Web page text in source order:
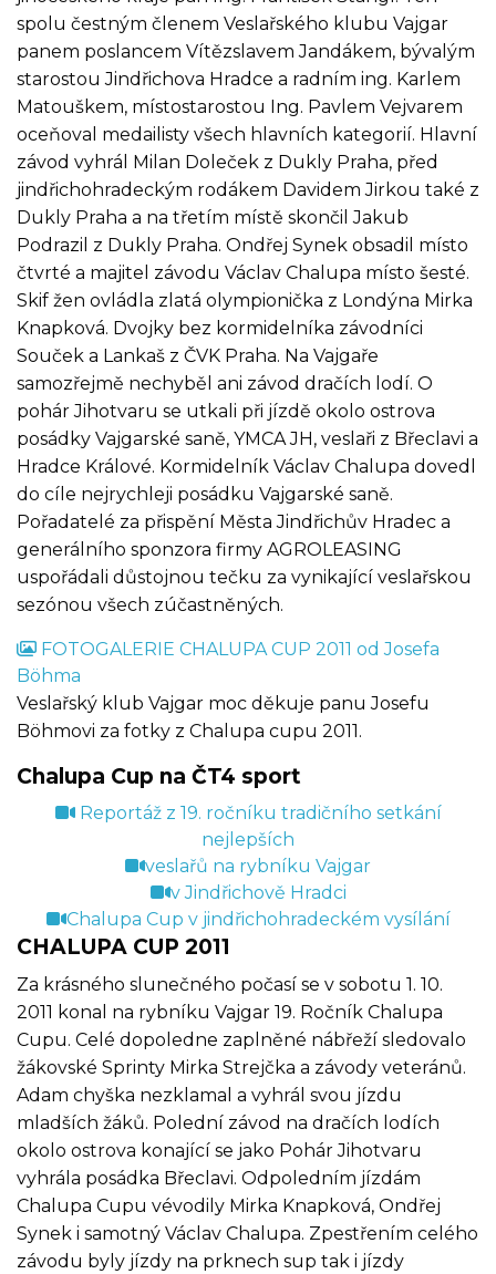
spolu čestným členem Veslařského klubu Vajgar
panem poslancem Vítězslavem Jandákem, bývalým
starostou Jindřichova Hradce a radním ing. Karlem
Matouškem, místostarostou Ing. Pavlem Vejvarem
oceňoval medailisty všech hlavních kategorií. Hlavní
závod vyhrál Milan Doleček z Dukly Praha, před
jindřichohradeckým rodákem Davidem Jirkou také z
Dukly Praha a na třetím místě skončil Jakub
Podrazil z Dukly Praha. Ondřej Synek obsadil místo
čtvrté a majitel závodu Václav Chalupa místo šesté.
Skif žen ovládla zlatá olympionička z Londýna Mirka
Knapková. Dvojky bez kormidelníka závodníci
Souček a Lankaš z ČVK Praha. Na Vajgaře
samozřejmě nechyběl ani závod dračích lodí. O
pohár Jihotvaru se utkali při jízdě okolo ostrova
posádky Vajgarské saně, YMCA JH, veslaři z Břeclavi a
Hradce Králové. Kormidelník Václav Chalupa dovedl
do cíle nejrychleji posádku Vajgarské saně.
Pořadatelé za přispění Města Jindřichův Hradec a
generálního sponzora firmy AGROLEASING
uspořádali důstojnou tečku za vynikající veslařskou
sezónou všech zúčastněných.
FOTOGALERIE CHALUPA CUP 2011 od Josefa
Böhma
Veslařský klub Vajgar moc děkuje panu Josefu
Böhmovi za fotky z Chalupa cupu 2011.
Chalupa Cup na ČT4 sport
Reportáž z 19. ročníku tradičního setkání
nejlepších
veslařů na rybníku Vajgar
v Jindřichově Hradci
Chalupa Cup v jindřichohradeckém vysílání
CHALUPA CUP 2011
Za krásného slunečného počasí se v sobotu 1. 10.
2011 konal na rybníku Vajgar 19. Ročník Chalupa
Cupu. Celé dopoledne zaplněné nábřeží sledovalo
žákovské Sprinty Mirka Strejčka a závody veteránů.
Adam chyška nezklamal a vyhrál svou jízdu
mladších žáků. Polední závod na dračích lodích
okolo ostrova konající se jako Pohár Jihotvaru
vyhrála posádka Břeclavi. Odpoledním jízdám
Chalupa Cupu vévodily Mirka Knapková, Ondřej
Synek i samotný Václav Chalupa. Zpestřením celého
závodu byly jízdy na prknech sup tak i jízdy